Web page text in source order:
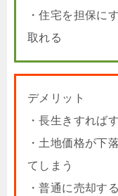
・住宅を担保に
取れる
デメリット
・長生きすれば
・土地価格が下
てしまう
・普通に売却す